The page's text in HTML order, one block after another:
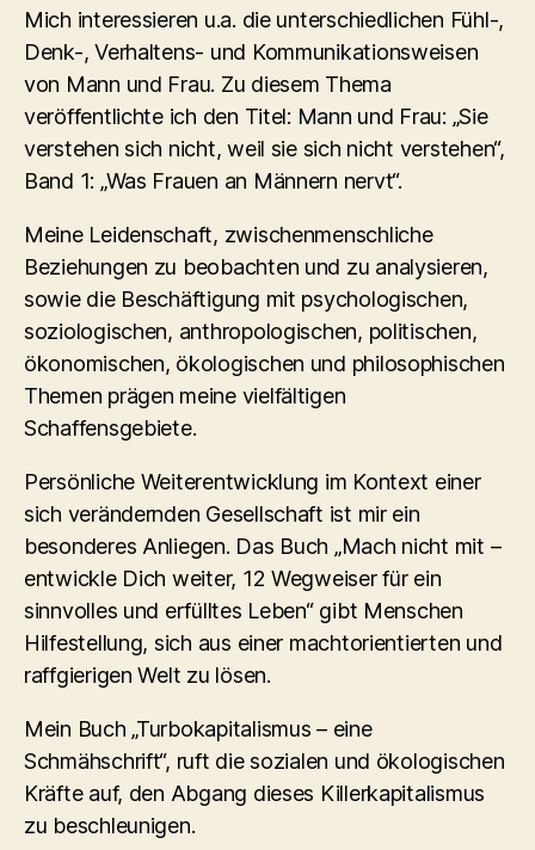
Mich interessieren u.a. die unterschiedlichen Fühl-,
Denk-, Verhaltens- und Kommunikationsweisen
von Mann und Frau. Zu diesem Thema
veröffentlichte ich den Titel: Mann und Frau: „Sie
verstehen sich nicht, weil sie sich nicht verstehen“,
Band 1: „Was Frauen an Männern nervt“.
Meine Leidenschaft, zwischenmenschliche
Beziehungen zu beobachten und zu analysieren,
sowie die Beschäftigung mit psychologischen,
soziologischen, anthropologischen, politischen,
ökonomischen, ökologischen und philosophischen
Themen prägen meine vielfältigen
Schaffensgebiete.
Persönliche Weiterentwicklung im Kontext einer
sich verändernden Gesellschaft ist mir ein
besonderes Anliegen. Das Buch „Mach nicht mit –
entwickle Dich weiter, 12 Wegweiser für ein
sinnvolles und erfülltes Leben“ gibt Menschen
Hilfestellung, sich aus einer machtorientierten und
raffgierigen Welt zu lösen.
Mein Buch „Turbokapitalismus – eine
Schmähschrift“, ruft die sozialen und ökologischen
Kräfte auf, den Abgang dieses Killerkapitalismus
zu beschleunigen.